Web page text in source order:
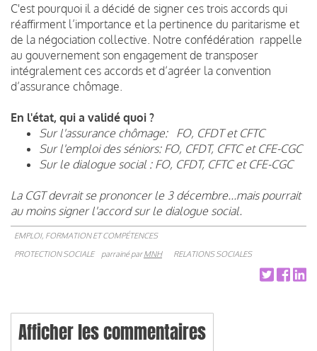
C'est pourquoi il a décidé de signer ces trois accords qui
réaffirment l’importance et la pertinence du paritarisme et
de la négociation collective. Notre confédération rappelle
au gouvernement son engagement de transposer
intégralement ces accords et d’agréer la convention
d’assurance chômage.
En l'état, qui a validé quoi ?
Sur l'assurance chômage: FO, CFDT et CFTC
Sur l'emploi des séniors: FO, CFDT, CFTC et CFE-CGC
Sur le dialogue social : FO, CFDT, CFTC et CFE-CGC
La CGT devrait se prononcer le 3 décembre...mais pourrait
au moins signer l'accord sur le dialogue social.
EMPLOI, FORMATION ET COMPÉTENCES
PROTECTION SOCIALE
parrainé parMNH RELATIONS SOCIALES
Afficher les commentaires